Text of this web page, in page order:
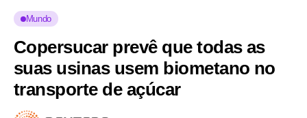
Mundo
Copersucar prevê que todas as
suas usinas usem biometano no
transporte de açúcar